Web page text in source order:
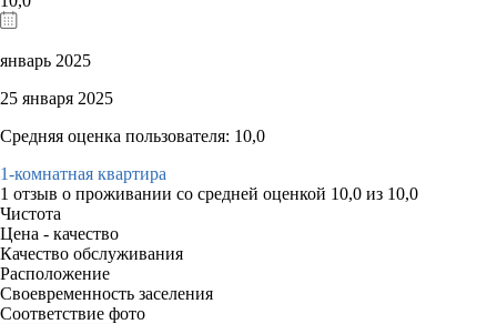
январь 2025
25 января 2025
Средняя оценка пользователя: 10,0
1-комнатная квартира
1 отзыв о проживании со средней оценкой 10,0 из 10,0
Чистота
Цена - качество
Качество обслуживания
Расположение
Своевременность заселения
Соответствие фото